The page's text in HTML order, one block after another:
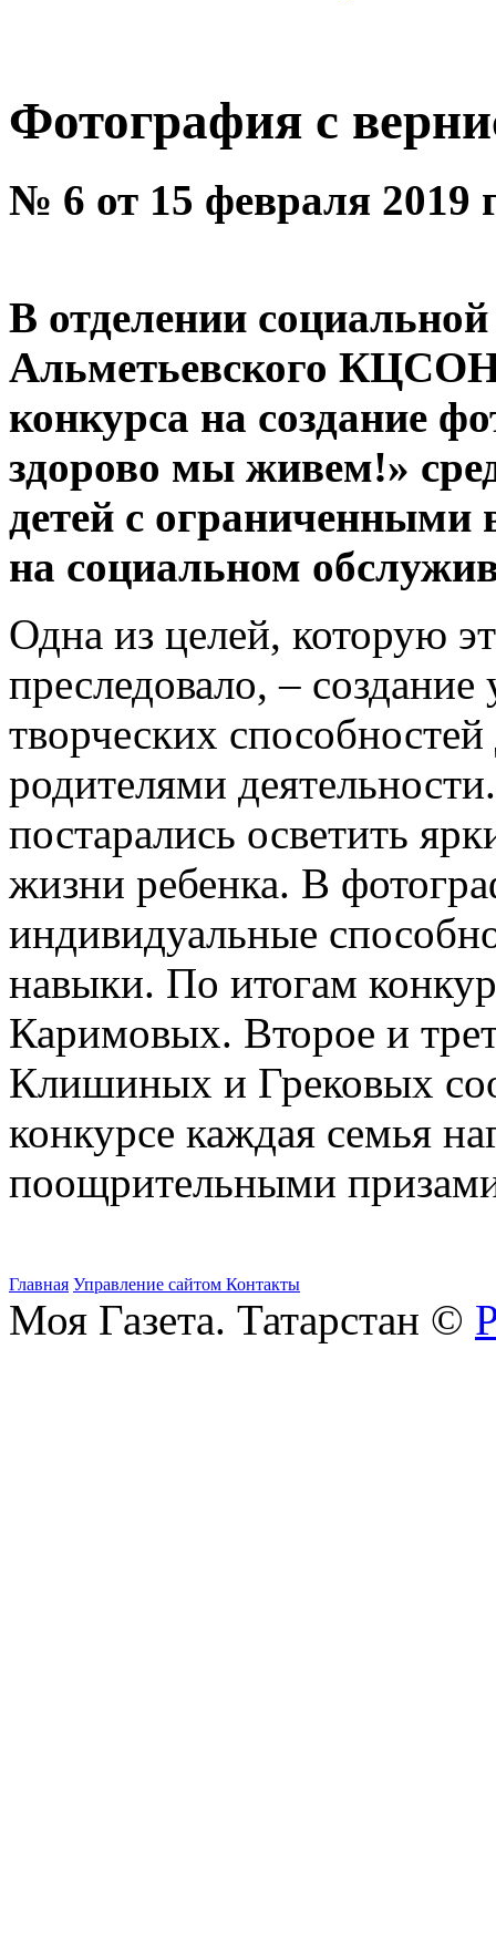
Фотография с
№ 6 от 15 февраля 2019
В отделении
Альметьевского
конкурса на создание
здорово мы живем!»
детей с ограниченными
на социальном
Одна из целей, которую
преследовало, –
творческих
родителями
постарались осветить
жизни ребенка. В
индивидуальные
навыки. По итогам
Каримовых. Второе и
Клишиных и Грековых
конкурсе каждая семья
поощрительными
Главная Управление сайтом Контакты
Моя Газета. Татарстан ©